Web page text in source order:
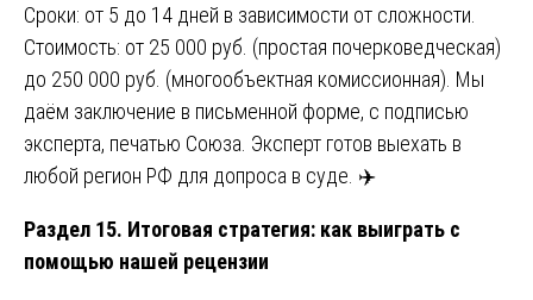
Сроки: от 5 до 14 дней в зависимости от сложности.
Стоимость: от 25 000 руб. (простая почерковедческая)
до 250 000 руб. (многообъектная комиссионная). Мы
даём заключение в письменной форме, с подписью
эксперта, печатью Союза. Эксперт готов выехать в
любой регион РФ для допроса в суде. ✈️
Раздел 15. Итоговая стратегия: как выиграть с
помощью нашей рецензии